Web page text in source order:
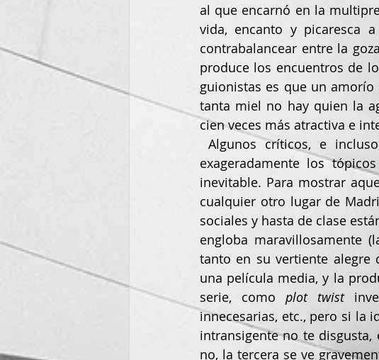
al que encarnó en la
vida, encanto y picaresca
contrabalancear entre la
produce los encuentros de
guionistas es que un
tanta miel no hay quien la
cien veces más atractiva e
exageradamente los
inevitable. Para mostrar
cualquier otro lugar de
sociales y hasta de clase
engloba maravillosamente
tanto en su vertiente
una película media, y la
serie, como plot twist
innecesarias, etc., pero si la
intransigente no te
no, la tercera se ve